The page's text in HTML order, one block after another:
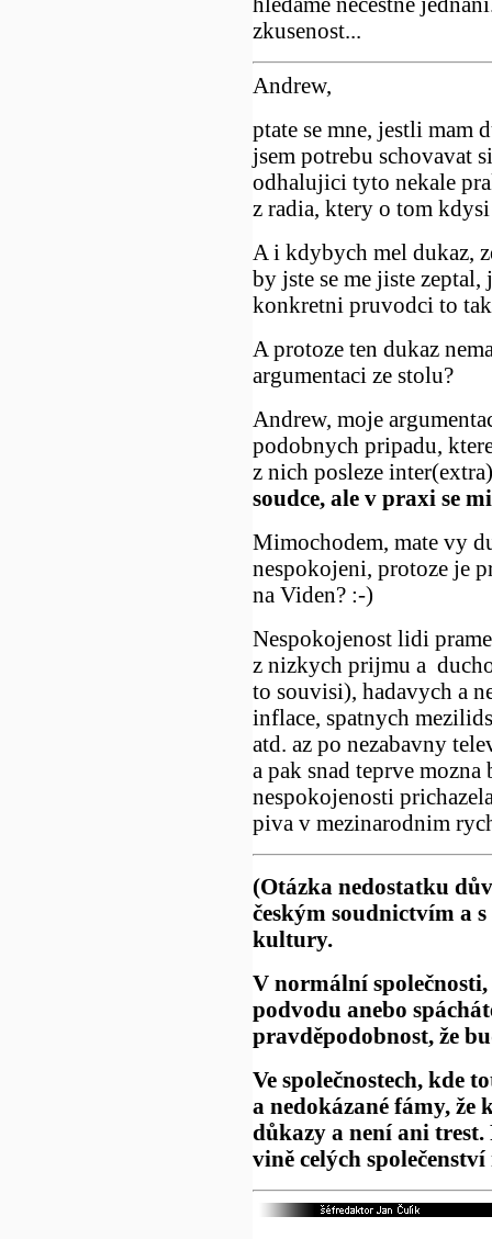
zkusenost...
Andrew,
ptate se mne, jestli mam
jsem potrebu schovavat
odhalujici tyto nekale
z radia, ktery o tom
A i kdybych mel dukaz,
by jste se me jiste zeptal,
konkretni pruvodci to
A protoze ten dukaz
argumentaci ze stolu?
Andrew, moje
podobnych pripadu,
z nich posleze
soudce, ale v praxi se
Mimochodem, mate vy
nespokojeni, protoze je
na Viden? :-)
Nespokojenost lidi
z nizkych prijmu a
to souvisi), hadavych a
inflace, spatnych
atd. az po nezabavny
a pak snad teprve
nespokojenosti
piva v mezinarodnim
(Otázka nedostatku
českým soudnictvím a
kultury.
V normální
podvodu anebo
pravděpodobnost, že
Ve společnostech, kde
a nedokázané fámy, že
důkazy a není ani
vině celých